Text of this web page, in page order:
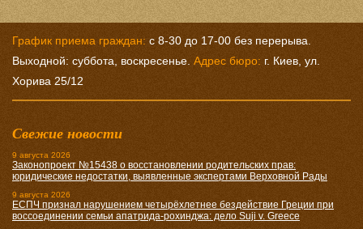
График приема граждан: с 8-30 до 17-00 без перерыва.
Выходной: суббота, воскресенье. Адрес бюро: г. Киев, ул.
Хорива 25/12
Свежие новости
9 августа 2026
Законопроект №15438 о восстановлении родительских прав:
юридические недостатки, выявленные экспертами Верховной Рады
9 августа 2026
ЕСПЧ признал нарушением четырёхлетнее бездействие Греции при
воссоединении семьи апатрида-рохинджа: дело Suji v. Greece